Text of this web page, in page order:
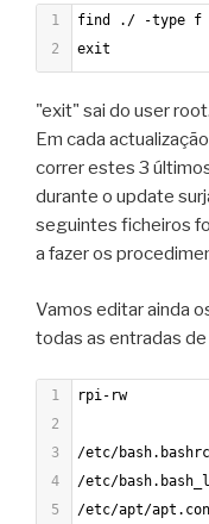
1
find ./ -type f
2
exit
"exit" sai do user root.
Em cada
correr estes 3
durante o update
seguintes ficheiros
a fazer os
Vamos editar ainda
todas as entradas
1
rpi-rw
2
3
/etc/
4
/etc/
5
/etc/apt/